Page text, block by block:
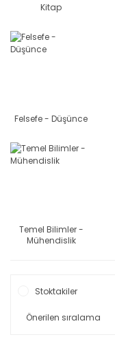
Kitap
Felsefe - Düşünce
Temel Bilimler -
Mühendislik
Stoktakiler